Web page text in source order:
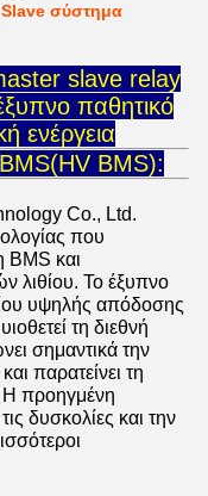
Slave σύστημα
slave relay
παθητικό
ενέργεια
BMS):
Co., Ltd.
που
BMS και
λιθίου. Το έξυπνο
υψηλής απόδοσης
τη διεθνή
σημαντικά την
παρατείνει τη
Η προηγμένη
δυσκολίες και την